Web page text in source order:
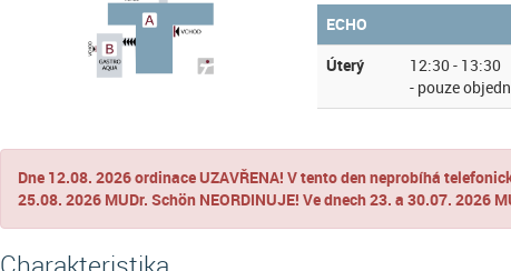
ECHO
Úterý
12:30 - 13:30
- pouze
Dne 12.08. 2026 ordinace UZAVŘENA! V tento den neprobíhá
25.08. 2026 MUDr. Schön NEORDINUJE! Ve dnech 23. a 30.07. 2026